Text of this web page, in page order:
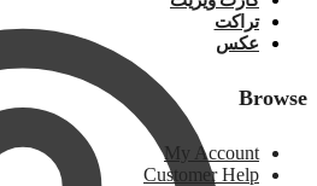
تراکت
عکس
Browse
My Account
Customer Help